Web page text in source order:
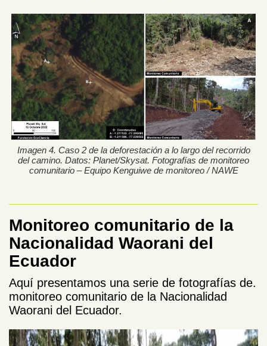
Imagen 4. Caso 2 de la deforestación a lo largo del recorrido
del camino. Datos: Planet/Skysat. Fotografías de monitoreo
comunitario – Equipo Kenguiwe de monitoreo / NAWE
Monitoreo comunitario de la
Nacionalidad Waorani del
Ecuador
Aquí presentamos una serie de fotografías de.
monitoreo comunitario de la Nacionalidad
Waorani del Ecuador.